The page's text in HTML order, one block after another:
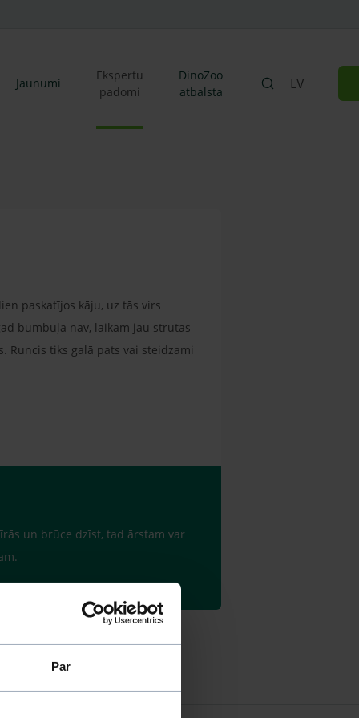
Par
Jaunumi
Ekspertu
padomi
DinoZoo
atbalsta
LV
paskatījos kāju, uz tās virs
bumbuļa nav, laikam jau strutas
Runcis tiks galā pats vai steidzami
un brūce dzīst, tad ārstam var